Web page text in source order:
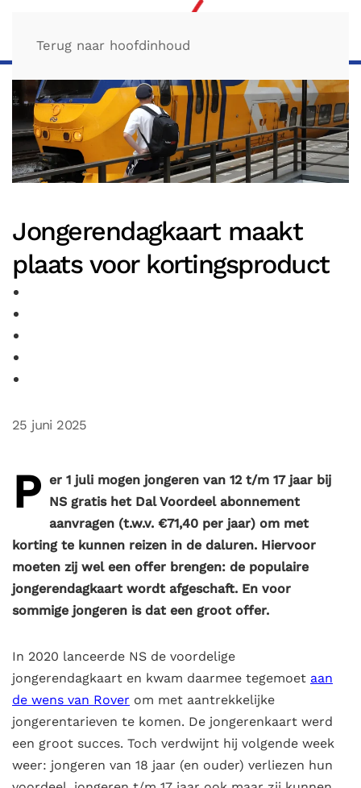
Terug naar hoofdinhoud
Jongerendagkaart maakt
plaats voor kortingsproduct
25 juni 2025
P er 1 juli mogen jongeren van 12 t/m 17 jaar bij
NS gratis het Dal Voordeel abonnement
aanvragen (t.w.v. €71,40 per jaar) om met
korting te kunnen reizen in de daluren. Hiervoor
moeten zij wel een offer brengen: de populaire
jongerendagkaart wordt afgeschaft. En voor
sommige jongeren is dat een groot offer.
In 2020 lanceerde NS de voordelige
jongerendagkaart en kwam daarmee tegemoet aan
de wens van Rover om met aantrekkelijke
jongerentarieven te komen. De jongerenkaart werd
een groot succes. Toch verdwijnt hij volgende week
weer: jongeren van 18 jaar (en ouder) verliezen hun